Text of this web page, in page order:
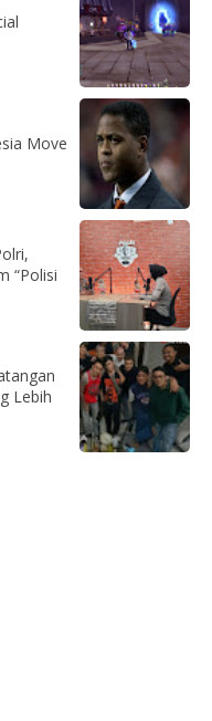
Move
“Polisi
Lebih